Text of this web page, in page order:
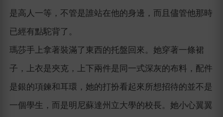
是高人一等，不管是誰站在他的身邊，而且儘管他那時
已經有點駝背了。
瑪莎手上拿著裝滿了東西的托盤回來。她穿著一條裙
子，上衣是夾克，上下兩件是同一式深灰的布料，配件
是銀的項鍊和耳環，她的打扮看起來所想招待的並不是
一個學生，而是明尼蘇達州立大學的校長。她小心翼翼